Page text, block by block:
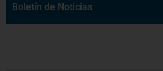
Boletín de Noticias